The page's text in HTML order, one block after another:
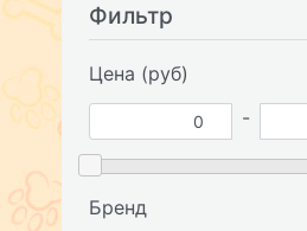
Фильтр
Цена (руб)
-
Бренд